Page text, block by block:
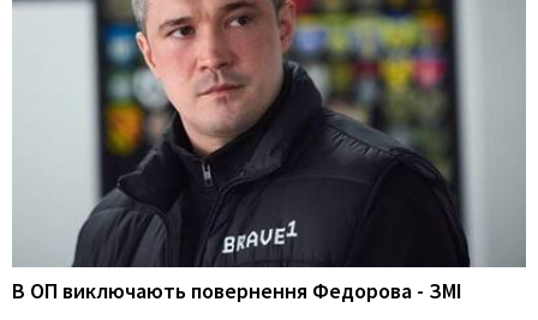
В ОП виключають повернення Федорова - ЗМІ